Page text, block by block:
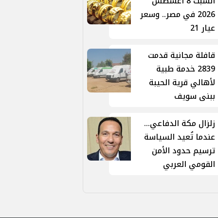
2026 في مصر.. وسعر
عيار 21
قافلة مجانية قدمت
2839 خدمة طبية
لأهالي قرية الحيبة
ببنى سويف
زلزال مكة الدفاعي...
عندما تُعيد السياسة
ترسيم حدود الأمن
القومي العربي